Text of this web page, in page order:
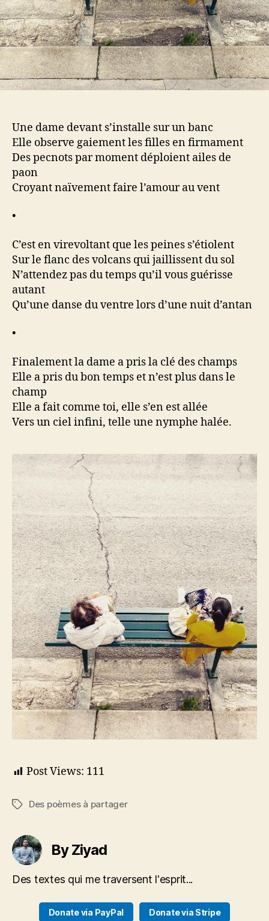
Une dame devant s’installe sur un banc
Elle observe gaiement les filles en firmament
Des pecnots par moment déploient ailes de
paon
Croyant naïvement faire l’amour au vent
•
C’est en virevoltant que les peines s’étiolent
Sur le flanc des volcans qui jaillissent du sol
N’attendez pas du temps qu’il vous guérisse
autant
Qu’une danse du ventre lors d’une nuit d’antan
•
Finalement la dame a pris la clé des champs
Elle a pris du bon temps et n’est plus dans le
champ
Elle a fait comme toi, elle s’en est allée
Vers un ciel infini, telle une nymphe halée.
Post Views: 111
TagsDes poèmes à partager
By Ziyad
Des textes qui me traversent l'esprit...
Donate via PayPal Donate via Stripe